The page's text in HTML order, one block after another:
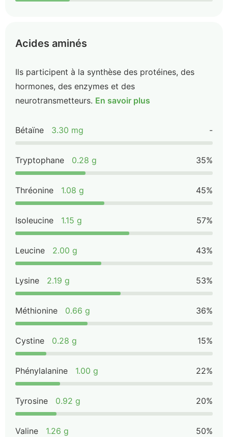
Acides aminés
Ils participent à la synthèse des protéines, des
hormones, des enzymes et des
neurotransmetteurs. En savoir plus
Bétaïne 3.30 mg -
Tryptophane 0.28 g 35%
Thréonine 1.08 g 45%
Isoleucine 1.15 g 57%
Leucine 2.00 g 43%
Lysine 2.19 g 53%
Méthionine 0.66 g 36%
Cystine 0.28 g 15%
Phénylalanine 1.00 g 22%
Tyrosine 0.92 g 20%
Valine 1.26 g 50%